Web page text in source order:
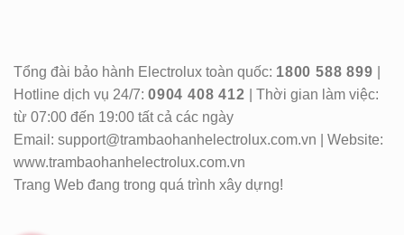
Tổng đài bảo hành Electrolux toàn quốc: 1800 588 899
Hotline dịch vụ 24/7: 0904 408 412 | Thời gian làm việc:
từ 07:00 đến 19:00 tất cả các ngày
Email: support@trambaohanhelectrolux.com.vn | Website:
www.trambaohanhelectrolux.com.vn
Trang Web đang trong quá trình xây dựng!